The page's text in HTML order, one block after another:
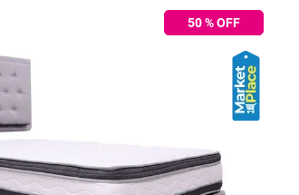
50% OFF